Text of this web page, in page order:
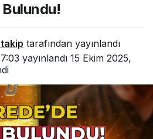
Bulundu!
tarafından yayınlandı
yayınlandı 15 Ekim 2025,